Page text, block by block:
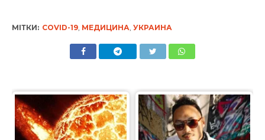
МІТКИ: COVID-19, МЕДИЦИНА УКРАИНА